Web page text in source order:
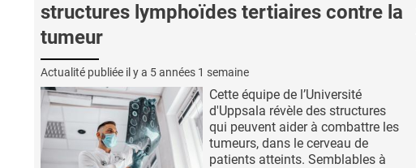
structures lymphoïdes tertiaires contre la
tumeur
Actualité publiée il y a 5 années 1 semaine
Cette équipe de l’Université
d'Uppsala révèle des structures
qui peuvent aider à combattre les
tumeurs, dans le cerveau de
patients atteints. Semblables à